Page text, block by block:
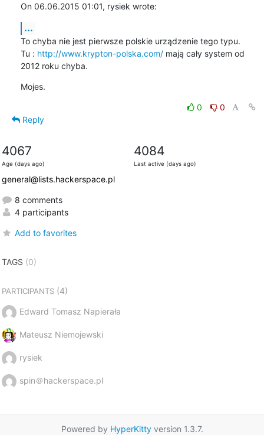
On 06.06.2015 01:01, rysiek wrote:
...
To chyba nie jest pierwsze polskie urządzenie tego typu.
Tu : http://www.krypton-polska.com/ mają cały system od
2012 roku chyba.
Mojes.
0
0
Reply
4067
Age (days ago)
4084
Last active (days ago)
general@lists.hackerspace.pl
8 comments
4 participants
Add to favorites
TAGS (0)
PARTICIPANTS(4)
Edward Tomasz Napierała
Mateusz Niemojewski
rysiek
spin＠hackerspace.pl
Powered by HyperKittyversion 1.3.7.